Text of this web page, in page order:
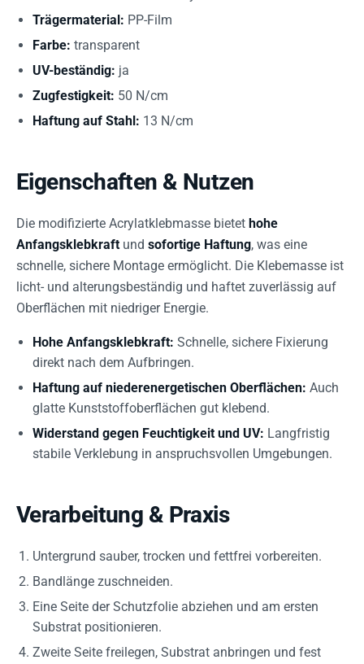
Trägermaterial: PP-Film
Farbe: transparent
UV-beständig: ja
Zugfestigkeit: 50 N/cm
Haftung auf Stahl: 13 N/cm
Eigenschaften & Nutzen
Die modifizierte Acrylatklebmasse bietet hohe
Anfangsklebkraft und sofortige Haftung, was eine
schnelle, sichere Montage ermöglicht. Die Klebemasse ist
licht- und alterungsbeständig und haftet zuverlässig auf
Oberflächen mit niedriger Energie.
Hohe Anfangsklebkraft: Schnelle, sichere Fixierung
direkt nach dem Aufbringen.
Haftung auf niederenergetischen Oberflächen: Auch
glatte Kunststoffoberflächen gut klebend.
Widerstand gegen Feuchtigkeit und UV: Langfristig
stabile Verklebung in anspruchsvollen Umgebungen.
Verarbeitung & Praxis
Untergrund sauber, trocken und fettfrei vorbereiten.
Bandlänge zuschneiden.
Eine Seite der Schutzfolie abziehen und am ersten
Substrat positionieren.
Zweite Seite freilegen, Substrat anbringen und fest